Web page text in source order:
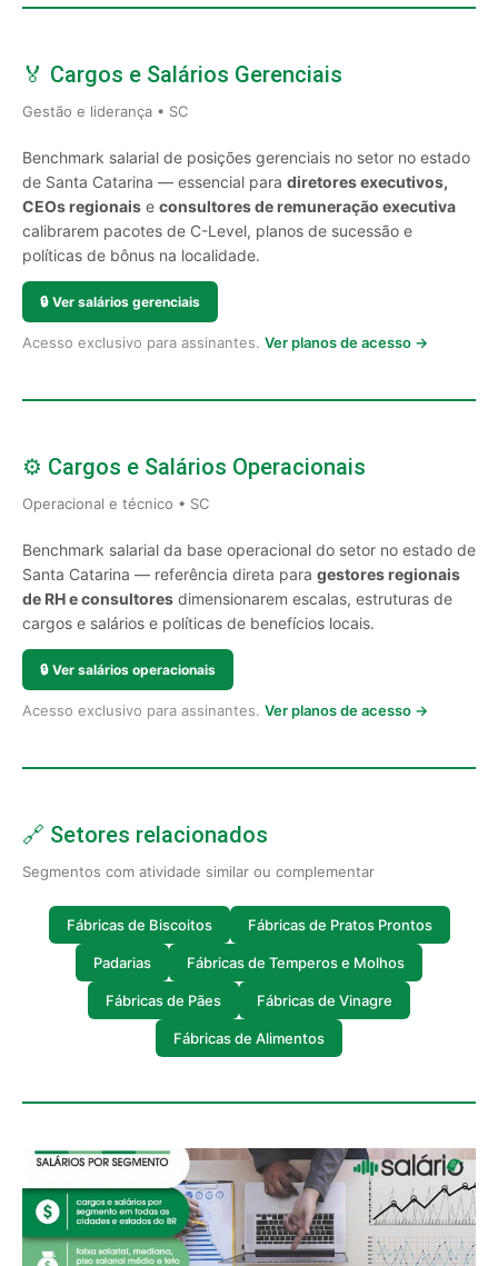
🏅 Cargos e Salários Gerenciais
Gestão e liderança • SC
Benchmark salarial de posições gerenciais no setor no estado
de Santa Catarina — essencial para diretores executivos,
CEOs regionais e consultores de remuneração executiva
calibrarem pacotes de C-Level, planos de sucessão e
políticas de bônus na localidade.
🔒 Ver salários gerenciais
Acesso exclusivo para assinantes. Ver planos de acesso →
⚙️ Cargos e Salários Operacionais
Operacional e técnico • SC
Benchmark salarial da base operacional do setor no estado de
Santa Catarina — referência direta para gestores regionais
de RH e consultores dimensionarem escalas, estruturas de
cargos e salários e políticas de benefícios locais.
🔒 Ver salários operacionais
Acesso exclusivo para assinantes. Ver planos de acesso →
🔗 Setores relacionados
Segmentos com atividade similar ou complementar
Fábricas de Biscoitos Fábricas de Pratos Prontos
Padarias Fábricas de Temperos e Molhos
Fábricas de Pães Fábricas de Vinagre
Fábricas de Alimentos